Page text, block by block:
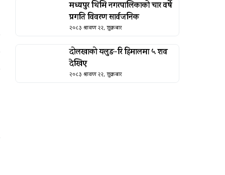
मध्यपुर थिमि नगरपालिकाको चार वर्षे
प्रगति विवरण सार्वजनिक
२०८३ श्रावण २२, शुक्रबार
दोलखाको यलुङ-रि हिमालमा ५ शव
देखिए
२०८३ श्रावण २२, शुक्रबार